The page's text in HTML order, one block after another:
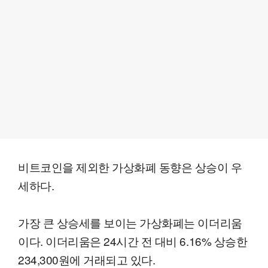
비트코인을 제외한 가상화폐 동향은 상승이 우
세하다.
가장 큰 상승세를 보이는 가상화폐는 이더리움
이다. 이더리움은 24시간 전 대비 6.16% 상승한
234,300원에 거래되고 있다.